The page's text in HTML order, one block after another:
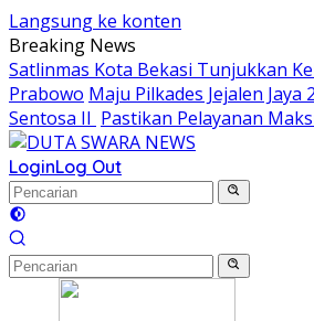
Langsung ke konten
Breaking News
Satlinmas Kota Bekasi Tunjukkan
Prabowo Maju Pilkades Jejalen
Sentosa II Pastikan Pelayanan
LoginLog Out